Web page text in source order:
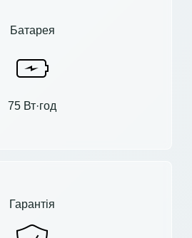
Батарея
75 Вт·год
Гарантія